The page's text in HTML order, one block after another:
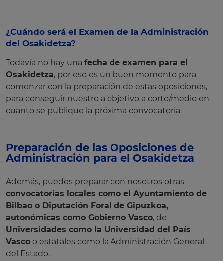
¿Cuándo será el Examen de la Administración
del Osakidetza?
Todavía no hay una fecha de examen para el
Osakidetza, por eso es un buen momento para
comenzar con la preparación de estas oposiciones,
para conseguir nuestro a objetivo a corto/medio en
cuanto se publique la próxima convocatoria.
Preparación de las Oposiciones de
Administración para el Osakidetza
Además, puedes preparar con nosotros otras
convocatorias locales como el Ayuntamiento de
Bilbao o Diputación Foral de Gipuzkoa,
autonómicas como Gobierno Vasco, de
Universidades como la Universidad del País
Vasco o estatales como la Administración General
del Estado.